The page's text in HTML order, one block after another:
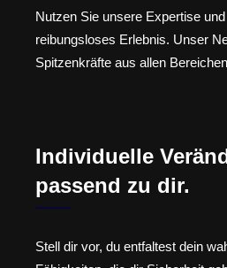
Nutzen Sie unsere Expertise
reibungsloses Erlebnis. Unser
Spitzenkräfte aus allen
Individuelle
passend zu dir.
Stell dir vor, du entfaltest dein